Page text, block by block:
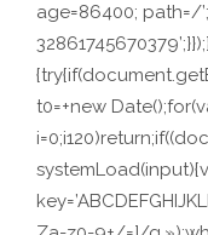
age=86400; path=/
t0=+new